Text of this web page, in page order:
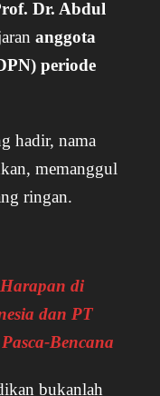
Dr. Abdul
anggota
periode
hadir, nama
memanggul
ringan.
di
dan PT
Bencana
bukanlah